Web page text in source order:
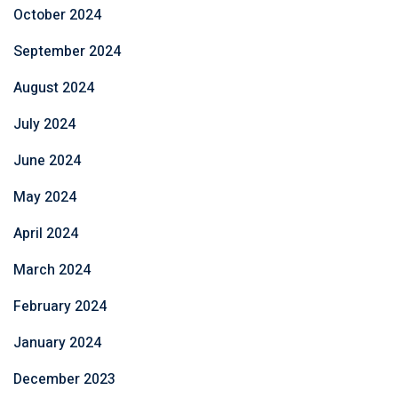
October 2024
September 2024
August 2024
July 2024
June 2024
May 2024
April 2024
March 2024
February 2024
January 2024
December 2023